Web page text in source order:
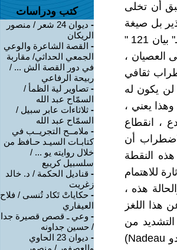
سبق أن تخلى
بل صيغة
التعبير عن هذا الالتزام ؛ فمن جهة الكتابة الجماعية لما سيتم تسميته بالـ" بيان 121 "
العصيان ،
ثقافي
سبق لسارتر أن صرح لبلانشو بأن الانخراط في " بيان 121 " لن يكون له
يعني ،
، انقطاع
أن
النقطة
للاهتمام
هذه ،
هذا اللغز
يمثله الانتقال من زمن إلى زمن آخر " 4 . ( ص 180 ، التشديد من
عندي ) . إذا كان سارتر قد اقترح إعادة التفكير في الأزمنة الحديثة ونادو Nadeau)
كتب ودراسات
-
ديوان 24 شعر / منصور
الريكان
- القصة الشاعرة والوعي
الجمعي الحداثي/ مقاربة
في دور القصة الش ... /
ربيحة الرفاعي
- تصاوير لية الظمأ /
السمّاح عبد الله
- ثلاثاءات عابر سبيل /
السمّاح عبد الله
- ملامــح التجريــب في
كتابـات السيـد حـافظ من
خلال روايته يو ... /
سلسبيل كريبع
- قناديل الحكمة / د. خالد
زغريت
- حكاياتْ تَكاد تُنسى / فلاح
العيفاري
- وعي ـ قصص قصيرة جدا
/ حسين جداونه
-
ديوان 23 الحاوي
والعصفور / منصور